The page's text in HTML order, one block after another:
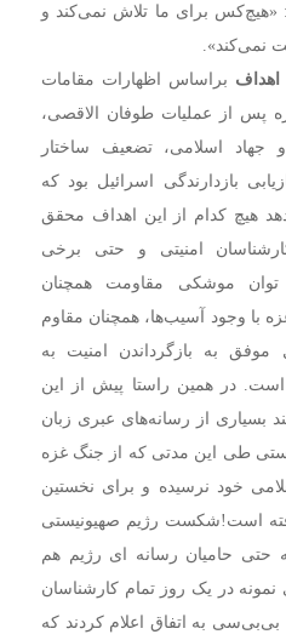
«هیچ‌کس برای ما تلاش نمی‌کند و
نمی‌کند».
اهداف براساس اظهارات مقامات
پس از عملیات طوفان الاقصی،
جهاد اسلامی، تضعیف ساختار
بازدارندگی اسرائیل بود که
هیچ کدام از این اهداف محقق
امنیتی و حتی برخی
موشکی مقاومت همچنان
با وجود آسیب‌ها، همچنان مقاوم
به بازگرداندن امنیت به
در همین راستا پیش از این
بسیاری از رسانه‌های عبری زبان
طی این مدتی که از جنگ غزه
خود نرسیده و برای نخستین
است!شکست رژیم صهیونیستی
حتی حامیان رسانه ای رژیم هم
نمونه در یک روز تمام کارشناسان
به اتفاق اعلام کردند که